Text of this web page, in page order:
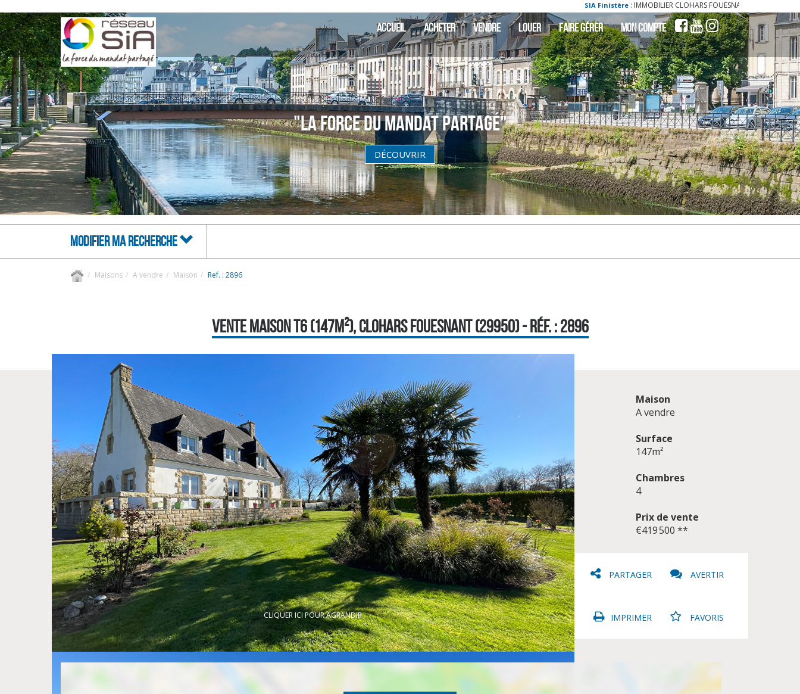
: IMMOBILIER CLOHARS FOUESNANT : a vendre - vente - acheter - ach maison
ACCUEIL ACHETER VENDRE LOUER FAIRE GÉRER MON COMPTE
"La Force du Mandat partagé"
DÉCOUVRIR
MODIFIER MA RECHERCHE
Maisons A vendre Maison Ref. : 2896
VENTE MAISON T6 (147M²), CLOHARS FOUESNANT (29950) - RÉF. : 2896
CLIQUER ICI POUR AGRANDIR
Maison
A vendre
Surface
147m²
Chambres
4
Prix de vente
€419 500 **
PARTAGER AVERTIR
IMPRIMER FAVORIS